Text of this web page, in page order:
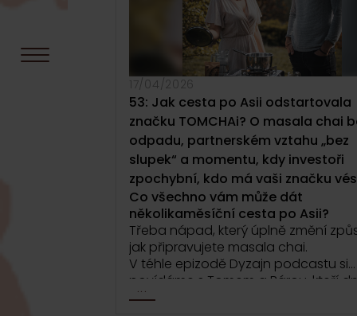
17/04/2026
53: Jak cesta po Asii odstartovala
značku TOMCHAi? O masala chai
odpadu, partnerském vztahu „bez
slupek“ a momentu, kdy investoři
zpochybní, kdo má vaši značku
Co všechno vám může dát
několikaměsíční cesta po Asii?
Třeba nápad, který úplně změní
jak připravujete masala chai.
V téhle epizodě Dyzajn podcastu si
povídáme s Tomem a Bárou, kteří
společně stojí za značkou TOMCHAi. O
...